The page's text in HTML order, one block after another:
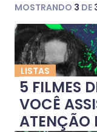
MOSTRANDO 3 DE
LISTAS
5 FILMES
VOCÊ
ATENÇÃO